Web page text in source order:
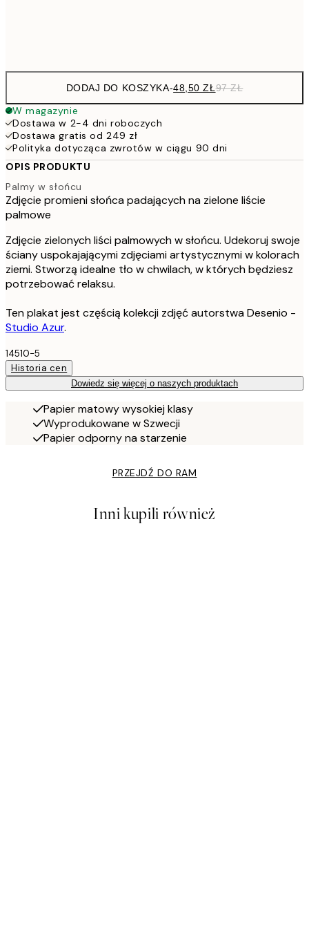
DODAJ DO KOSZYKA-48,50 ZŁ97 ZŁ
W magazynie
Dostawa w 2-4 dni roboczych
Dostawa gratis od 249 zł
Polityka dotycząca zwrotów w ciągu 90 dni
OPIS PRODUKTU
Palmy w słońcu
Zdjęcie promieni słońca padających na zielone liście
palmowe
Zdjęcie zielonych liści palmowych w słońcu. Udekoruj swoje
ściany uspokajającymi zdjęciami artystycznymi w kolorach
ziemi. Stworzą idealne tło w chwilach, w których będziesz
potrzebować relaksu.
Ten plakat jest częścią kolekcji zdjęć autorstwa Desenio -
Studio Azur.
14510-5
Historia cen
Dowiedz się więcej o naszych produktach
Papier matowy wysokiej klasy
Wyprodukowane w Szwecji
Papier odporny na starzenie
PRZEJDŹ DO RAM
Inni kupili również